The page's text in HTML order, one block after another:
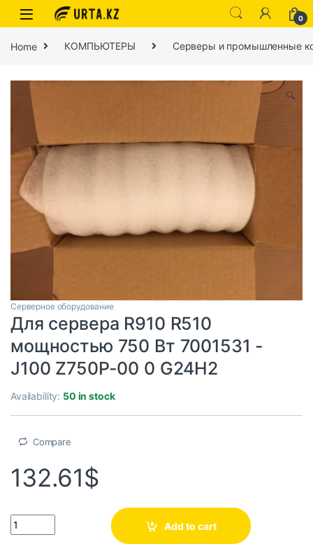
0
Home КОМПЬЮТЕРЫ Серверы и промышленные
🔍
Серверное оборудование
Для сервера R910 R510
мощностью 750 Вт 7001531 -
J100 Z750P-00 0 G24H2
Availability: 50 in stock
Compare
132.61$
Add to cart